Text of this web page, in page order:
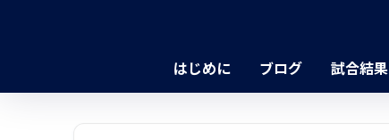
はじめに ブログ 試合結果